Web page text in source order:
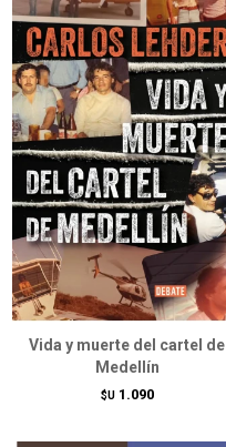
Vida y muerte del cartel de
Medellín
$U 1.090